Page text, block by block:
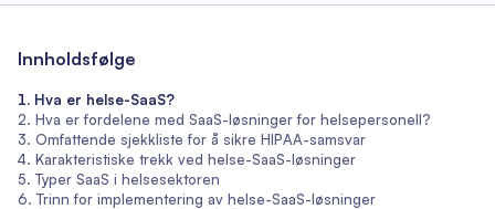
Innholdsfølge
Hva er helse-SaaS?
Hva er fordelene med SaaS-løsninger for helsepersonell?
Omfattende sjekkliste for å sikre HIPAA-samsvar
Karakteristiske trekk ved helse-SaaS-løsninger
Typer SaaS i helsesektoren
Trinn for implementering av helse-SaaS-løsninger